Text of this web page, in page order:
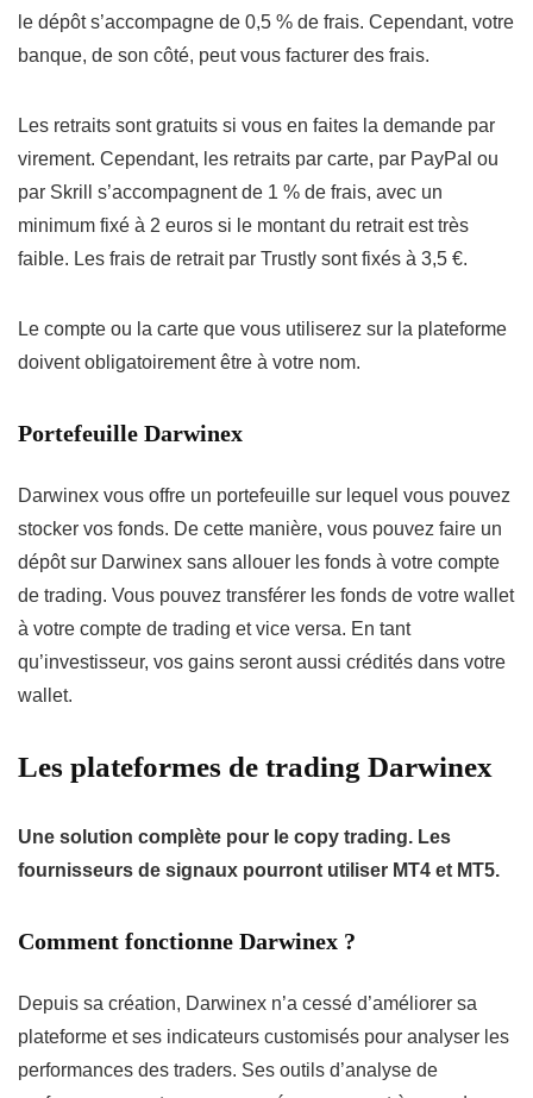
le dépôt s’accompagne de 0,5 % de frais. Cependant, votre
banque, de son côté, peut vous facturer des frais.
Les retraits sont gratuits si vous en faites la demande par
virement. Cependant, les retraits par carte, par PayPal ou
par Skrill s’accompagnent de 1 % de frais, avec un
minimum fixé à 2 euros si le montant du retrait est très
faible. Les frais de retrait par Trustly sont fixés à 3,5 €.
Le compte ou la carte que vous utiliserez sur la plateforme
doivent obligatoirement être à votre nom.
Portefeuille Darwinex
Darwinex vous offre un portefeuille sur lequel vous pouvez
stocker vos fonds. De cette manière, vous pouvez faire un
dépôt sur Darwinex sans allouer les fonds à votre compte
de trading. Vous pouvez transférer les fonds de votre wallet
à votre compte de trading et vice versa. En tant
qu’investisseur, vos gains seront aussi crédités dans votre
wallet.
Les plateformes de trading Darwinex
Une solution complète pour le copy trading. Les
fournisseurs de signaux pourront utiliser MT4 et MT5.
Comment fonctionne Darwinex ?
Depuis sa création, Darwinex n’a cessé d’améliorer sa
plateforme et ses indicateurs customisés pour analyser les
performances des traders. Ses outils d’analyse de